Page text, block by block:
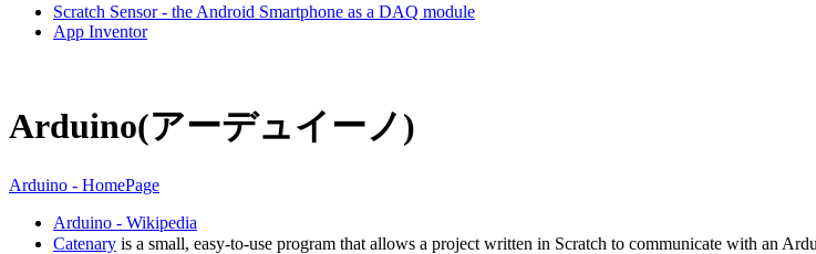
Scratch Sensor - the Android Smartphone as a DAQ module
App Inventor
Arduino(アーデュイーノ)
Arduino - HomePage
Arduino - Wikipedia
Catenary is a small, easy-to-use program that allows a project written in Scratch to communicate with an